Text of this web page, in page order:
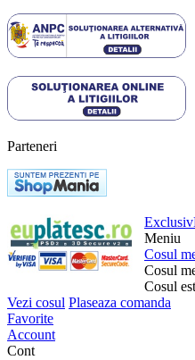
Parteneri
Meniu
Cosul
Cosul
Cosul
Vezi cosul Plaseaza comanda
Favorite
Account
Cont